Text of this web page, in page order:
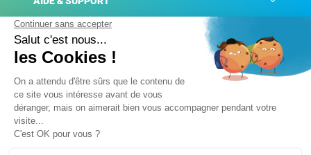
ACTUALITÉS
Mentions légales